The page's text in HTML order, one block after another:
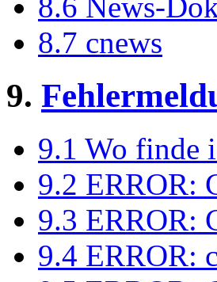
8.6 News-
8.7 cnews
9.
9.1 Wo finde
9.2 ERROR:
9.3 ERROR:
9.4 ERROR: